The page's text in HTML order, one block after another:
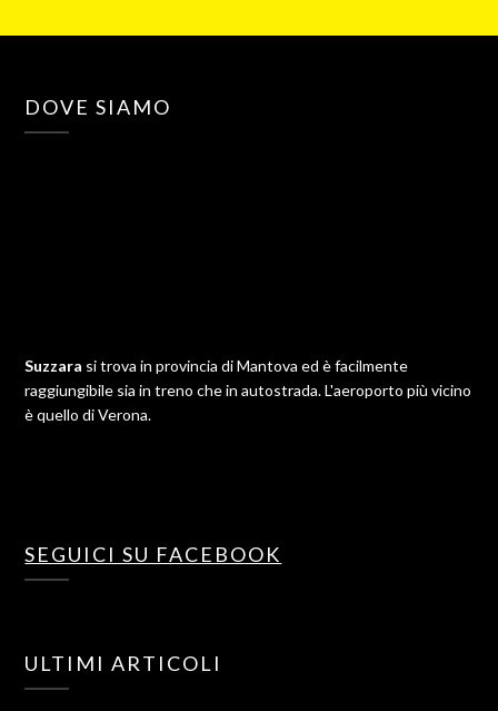
DOVE SIAMO
Suzzara si trova in provincia di Mantova ed è facilmente
raggiungibile sia in treno che in autostrada. L'aeroporto più vicino
è quello di Verona.
SEGUICI SU FACEBOOK
ULTIMI ARTICOLI